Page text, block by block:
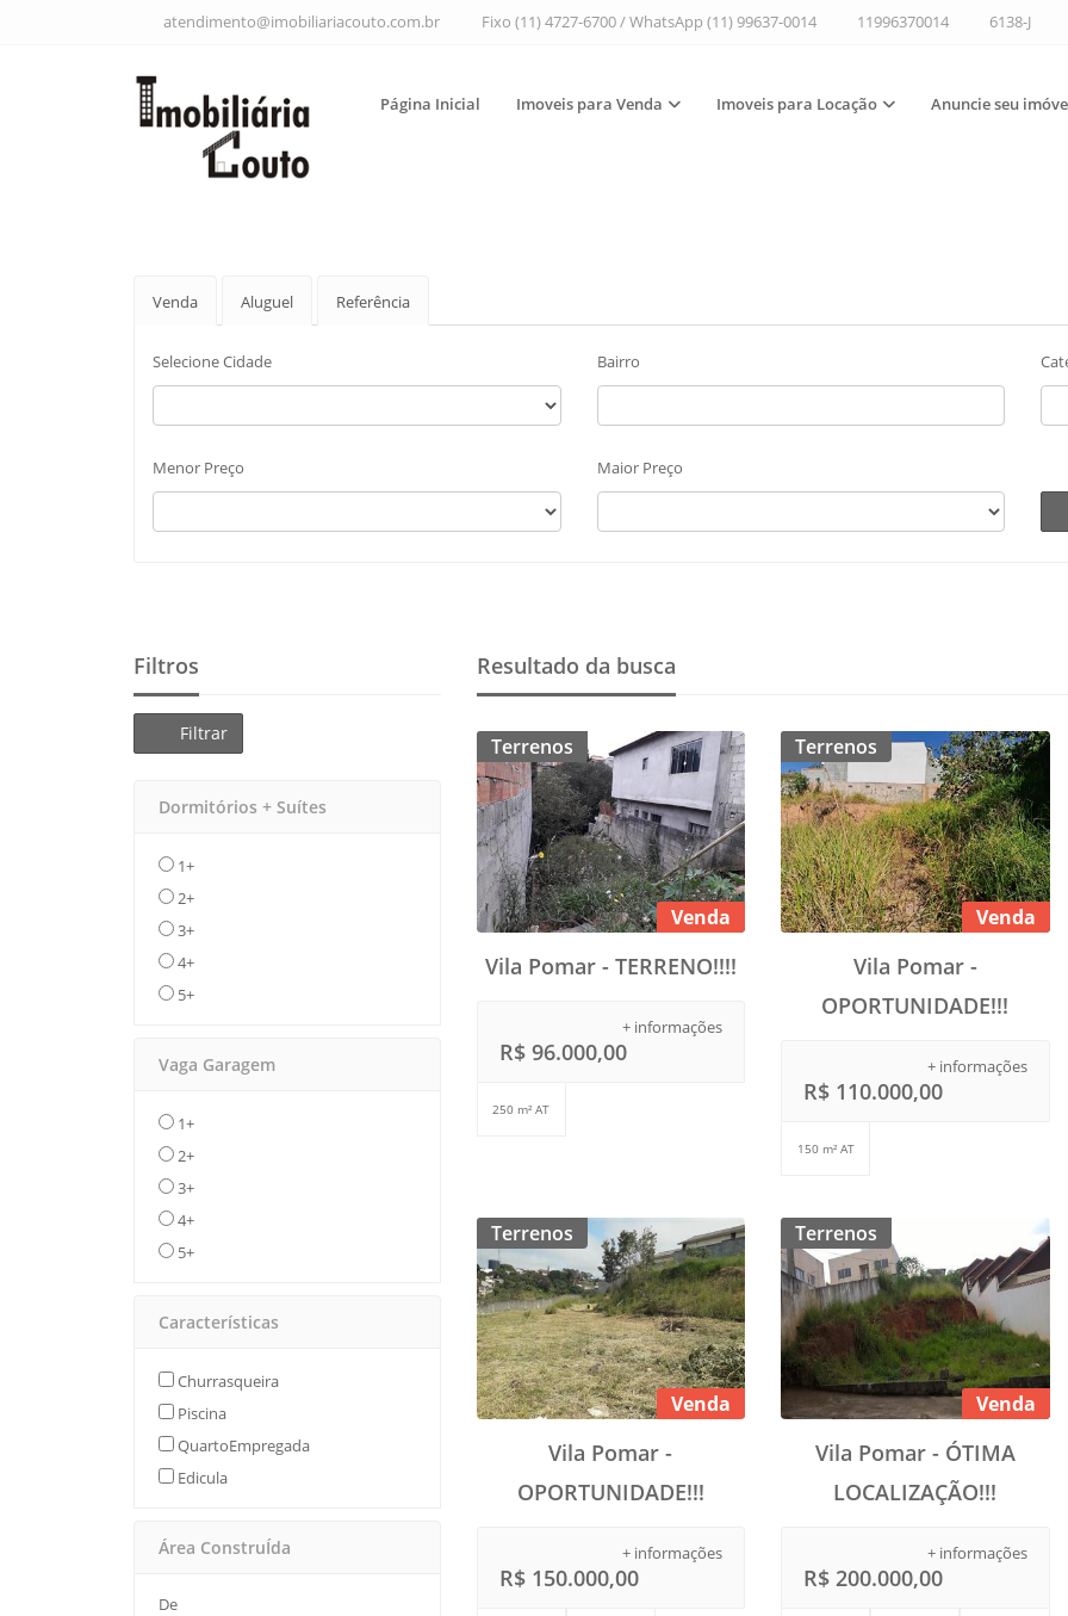
atendimento@imobiliariacouto.com.br Fixo (11) 4727-6700 / WhatsApp (11) 99637-0014 11996370014 6138-J
Página Inicial Imoveis para Venda Imoveis para Locação Anuncie seu
Venda Aluguel Referência
Selecione Cidade Bairro
Menor Preço Maior Preço
Filtros
Filtrar
Dormitórios + Suítes
1+
2+
3+
4+
5+
Vaga Garagem
1+
2+
3+
4+
5+
Características
Churrasqueira
Piscina
QuartoEmpregada
Edicula
Área ConstruÍda
De
Resultado da busca
Terrenos
Venda
Vila Pomar - TERRENO!!!!
+ informações
R$ 96.000,00
250 m² AT
Terrenos
Venda
Vila Pomar -
OPORTUNIDADE!!!
+ informações
R$ 110.000,00
150 m² AT
Terrenos
Venda
Vila Pomar -
OPORTUNIDADE!!!
+ informações
R$ 150.000,00
Terrenos
Venda
Vila Pomar - ÓTIMA
LOCALIZAÇÃO!!!
+ informações
R$ 200.000,00